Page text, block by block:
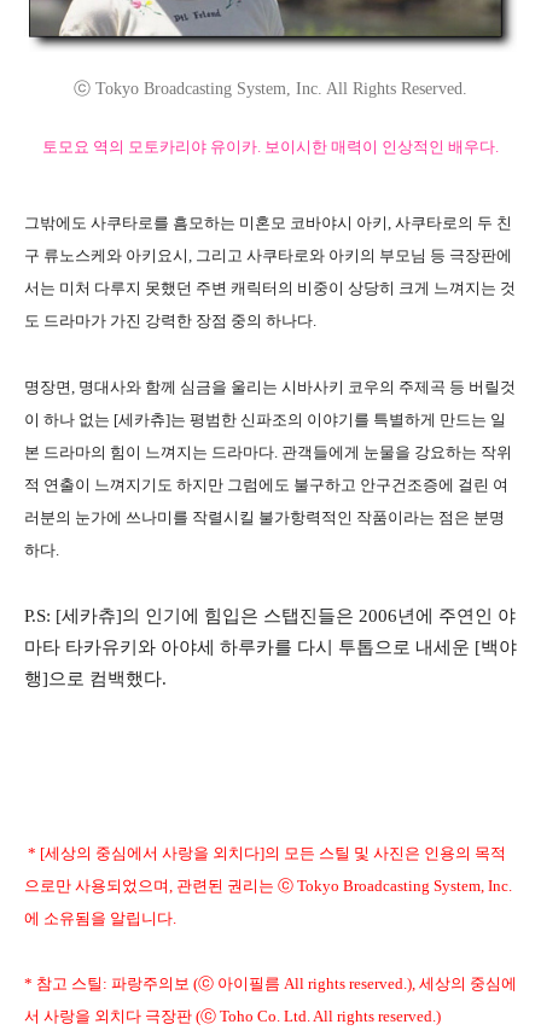
ⓒ Tokyo Broadcasting System, Inc. All Rights Reserved.
토모요 역의 모토카리야 유이카. 보이시한 매력이 인상적인 배우다.
그밖에도 사쿠타로를 흠모하는 미혼모 코바야시 아키, 사쿠타로의 두 친
구 류노스케와 아키요시, 그리고 사쿠타로와 아키의 부모님 등 극장판에
서는 미처 다루지 못했던 주변 캐릭터의 비중이 상당히 크게 느껴지는 것
도 드라마가 가진 강력한 장점 중의 하나다.
명장면, 명대사와 함께 심금을 울리는 시바사키 코우의 주제곡 등 버릴것
이 하나 없는 [세카츄]는 평범한 신파조의 이야기를 특별하게 만드는 일
본 드라마의 힘이 느껴지는 드라마다. 관객들에게 눈물을 강요하는 작위
적 연출이 느껴지기도 하지만 그럼에도 불구하고 안구건조증에 걸린 여
러분의 눈가에 쓰나미를 작렬시킬 불가항력적인 작품이라는 점은 분명
하다.
P.S: [세카츄]의 인기에 힘입은 스탭진들은 2006년에 주연인 야
마타 타카유키와 아야세 하루카를 다시 투톱으로 내세운 [백야
행]으로 컴백했다.
* [세상의 중심에서 사랑을 외치다]의 모든 스틸 및 사진은 인용의 목적
으로만 사용되었으며, 관련된 권리는 ⓒ Tokyo Broadcasting System, Inc.
에 소유됨을 알립니다.
* 참고 스틸: 파랑주의보 (ⓒ 아이필름 All rights reserved.), 세상의 중심에
서 사랑을 외치다 극장판 (ⓒ Toho Co. Ltd. All rights reserved.)